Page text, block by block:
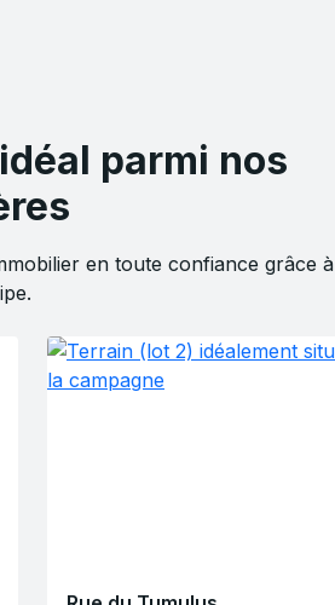
parmi nos
en toute confiance grâce à